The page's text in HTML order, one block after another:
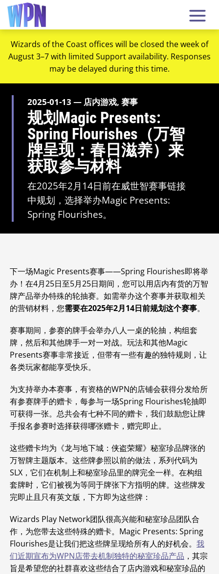
Wizards of the Coast offices will be closed the week of
August 3–7 with limited Support availability. Responses
may be delayed during this time.
2025-01-13 — 店内游戏, 赛事
规划Magic Presents:
Spring Flourishes（万智
牌呈现：春日滋养）来
获取参与材料
在2025年2月14日前在威世智赛事链接
中规划，选择举办Magic Presents:
Spring Flourishes。
下一场Magic Presents赛事——Spring Flourishes即将举
办！ 在4月25日至5月25日期间，您可以用店内有货的万智
牌产品举办特殊的轮抽赛。 如需举办这个赛事并获取相关
的营销材料，您需要在2025年2月14日前规划这个赛事。
赛事期间，参赛的牌手会举办八人一桌的轮抽，构组套
牌，然后和其他牌手一对一对战。 玩法和其他Magic
Presents赛事非常接近，但带有一些有趣的独特规则，让
各类玩家都能享受快乐。
为支持举办本赛事，有资格的WPN的店铺会获得分发给所
有参赛牌手的赠卡，每参与一场Spring Flourishes轮抽即
可获得一张。总共会有七种不同的赠卡，我们鼓励您让牌
手报名参赛时选择获得哪张赠卡，赠完即止。
这些赠卡均为 《龙与地下城：侠盗荣耀》秘室珍品牌张的
万智牌主题版本。 这些牌参照以前的做法，系列代码为
SLX，它们在机制上和秘室珍品里的牌完全一样。在构组
套牌时，它们被视为等同于牌张下方指明的牌。这些牌发
完即止且只有英文版，下方即为这些牌：
Wizards Play Network团队很高兴能和秘室珍品团队合
作，为您带去这些特殊的赠卡。 Magic Presents: Spring
Flourishes是让我们把这些牌呈现给所有人的好机会。 我
们近期宣布为WPN店带去机制独特的秘室珍品产品 ，其宗
旨是希望您的社群喜欢这些结合了店内游戏和秘室珍品的